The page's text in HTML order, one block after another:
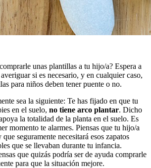
unas plantillas a tu hijo/a? Espera a
si es necesario, y en cualquier caso,
para niños deben tener puente o no.
sea la siguiente: Te has fijado en que tu
en el suelo, no tiene arco plantar. Dicho
la totalidad de la planta en el suelo. Es
momento te alarmes. Piensas que tu hijo/a
seguramente necesitará esos zapatos
que se llevaban durante tu infancia.
que quizás podría ser de ayuda comprarle
para que la situación mejore.